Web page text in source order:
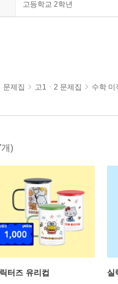
고등학교 2학년
문제집 고1ㆍ2 문제집 수학 미
)
터즈 유리컵 실